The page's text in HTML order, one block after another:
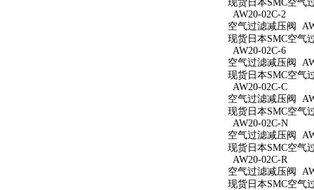
现货日本SMC空气
AW20-02C-2
空气过滤减压阀
现货日本SMC空气
AW20-02C-6
空气过滤减压阀
现货日本SMC空气
AW20-02C-C
空气过滤减压阀
现货日本SMC空气
AW20-02C-N
空气过滤减压阀
现货日本SMC空气
AW20-02C-R
空气过滤减压阀
现货日本SMC空气